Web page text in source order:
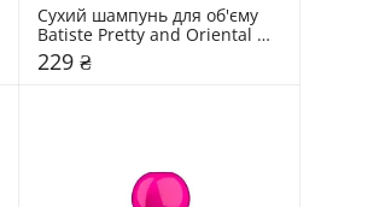
Сухий шампунь для об'єму
Batiste Pretty and Oriental
Opulent
229 ₴